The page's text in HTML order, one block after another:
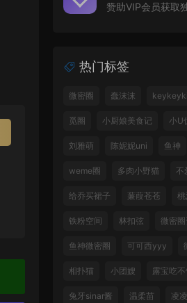
赞助VIP会员获取
热门标签
微密圈 蠢沫沫
觅圈 小厨娘美食记 小U
刘雅萌 陈妮妮uni 鱼神
weme圈 多肉小野猫 不
给乔买裙子 蒹葭苍苍
铁粉空间 林扣弦 微密圈
鱼神微密圈 可可西yyy
相扑猫 小团嫂 露宝吃
兔牙sinar酱 温柔苗 凌